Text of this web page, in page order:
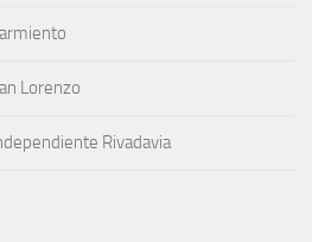
Lorenzo
Rivadavia